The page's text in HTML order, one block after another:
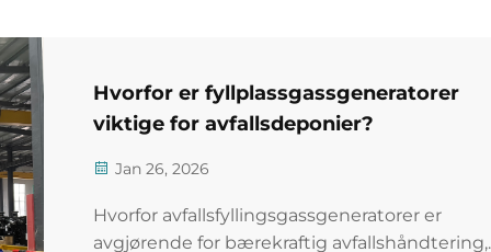
Hvorfor er fyllplassgassgeneratorer
viktige for avfallsdeponier?
Jan 26, 2026
Hvorfor avfallsfyllingsgassgeneratorer er
avgjørende for bærekraftig avfallshåndtering,